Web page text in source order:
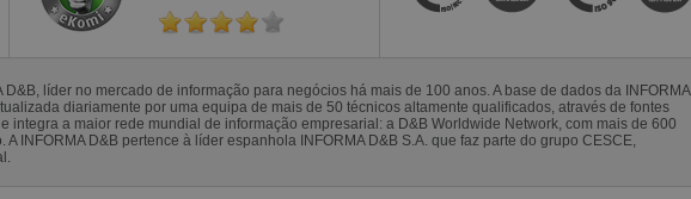
líder no mercado de informação para negócios há mais de 100 anos. A base de dados da INFORMA
diariamente por uma equipa de mais de 50 técnicos altamente qualificados, através de fontes
integra a maior rede mundial de informação empresarial: a D&B Worldwide Network, com mais de 600
INFORMA D&B pertence à líder espanhola INFORMA D&B S.A. que faz parte do grupo CESCE,